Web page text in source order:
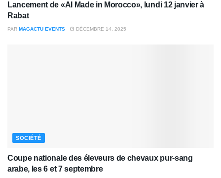
Lancement de «AI Made in Morocco», lundi 12 janvier à
Rabat
PAR MAGACTU EVENTS DÉCEMBRE 14, 2025
SOCIÉTÉ
Coupe nationale des éleveurs de chevaux pur-sang
arabe, les 6 et 7 septembre